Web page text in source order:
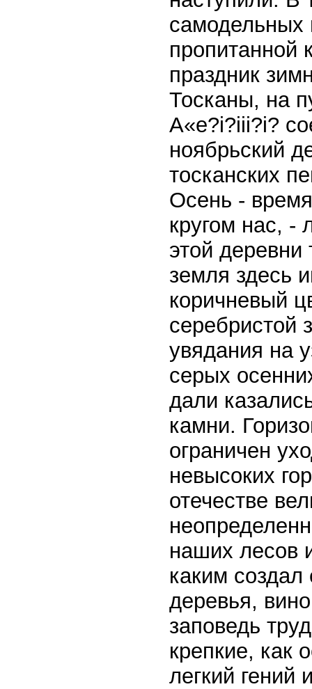
самодельных
пропитанной
праздник
Тосканы, на
A«e?i?iii?i?
ноябрьский
тосканских
Осень -
кругом нас, -
этой
земля здесь
коричневый
серебристой
увядания на
серых
дали
камни.
ограничен
невысоких
отечестве
наших лесов
каким
деревья,
заповедь
крепкие, как
легкий гений